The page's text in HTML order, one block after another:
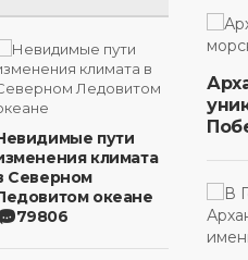
пути
климата
Северном
океане
79806